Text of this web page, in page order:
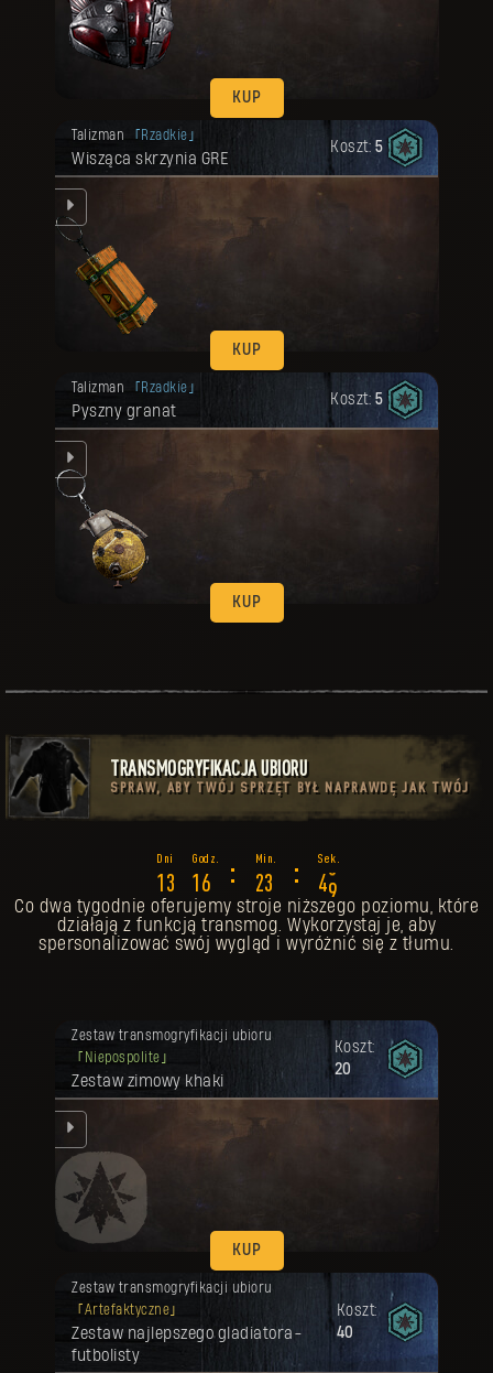
KUP
Talizman Rzadkie
Wisząca skrzynia GRE
Koszt: 5
KUP
Twoja nagroda została odblokowana.
Talizman Rzadkie
Pyszny granat
Koszt: 5
KUP
Twoja nagroda została odblokowana.
TRANSMOGRYFIKACJA UBIORU
SPRAW, ABY TWÓJ SPRZĘT BYŁ NAPRAWDĘ JAK TWÓJ
1 3 1 6 : 23 : 4
4
5
Co dwa tygodnie oferujemy stroje niższego poziomu, które
działają z funkcją transmog. Wykorzystaj je, aby
spersonalizować swój wygląd i wyróżnić się z tłumu.
Zestaw transmogryfikacji ubioru
Niepospolite
Zestaw zimowy khaki
Koszt:
20
KUP
Twoja nagroda została odblokowana.
Zestaw transmogryfikacji ubioru
Artefaktyczne
Zestaw najlepszego gladiatora-
futbolisty
Koszt:
40
Twoja nagroda została odblokowana.